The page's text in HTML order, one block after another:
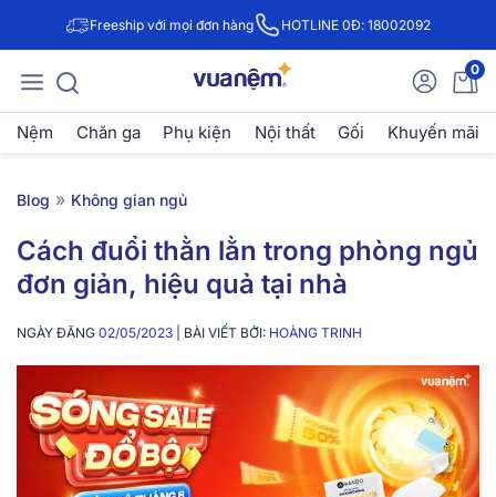
Freeship với mọi đơn hàng HOTLINE 0Đ: 18002092
0
Nệm Chăn ga Phụ kiện Nội thất Gối Khuyến mãi
Blog » Không gian ngủ
Cách đuổi thằn lằn trong phòng ngủ
đơn giản, hiệu quả tại nhà
NGÀY ĐĂNG 02/05/2023 | BÀI VIẾT BỞI: HOÀNG TRINH